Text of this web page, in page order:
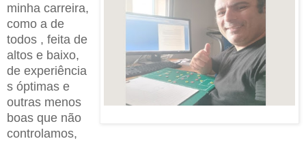
minha carreira,
como a de
todos , feita de
altos e baixo,
de experiência
s óptimas e
outras menos
boas que não
controlamos,